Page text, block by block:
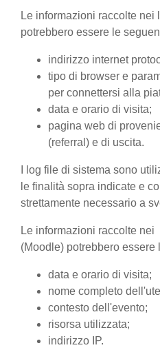
Le informazioni raccolte nei
potrebbero essere le
indirizzo internet
tipo di browser e
per connettersi alla
data e orario di visita;
pagina web di
(referral) e di uscita.
I log file di sistema sono
le finalità sopra indicate e
strettamente necessario a
Le informazioni raccolte
(Moodle) potrebbero essere
data e orario di visita;
nome completo
contesto dell'evento;
risorsa utilizzata;
indirizzo IP.